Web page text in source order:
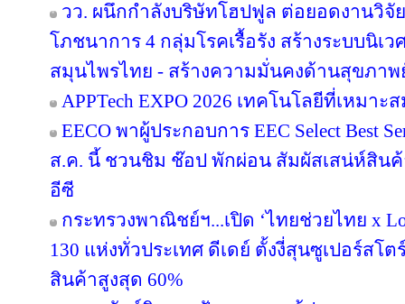
วว. ผนึกกำลังบริษัทโฮปฟูล ต่อยอดงานวิ
โภชนาการ 4 กลุ่มโรคเรื้อรัง สร้างระบบนิเ
สมุนไพรไทย - สร้างความมั่นคงด้านสุขภาพ
APPTech EXPO 2026 เทคโนโลยีที่เหมา
EECO พาผู้ประกอบการ EEC Select Best
ส.ค. นี้ ชวนชิม ช๊อป พักผ่อน สัมผัสเสน่ห์สิน
อีซี
กระทรวงพาณิชย์ฯ...เปิด ‘ไทยช่วยไทย x
130 แห่งทั่วประเทศ ดีเดย์ ตั้งงี่สุนซูเปอร์สโ
สินค้าสูงสุด 60%